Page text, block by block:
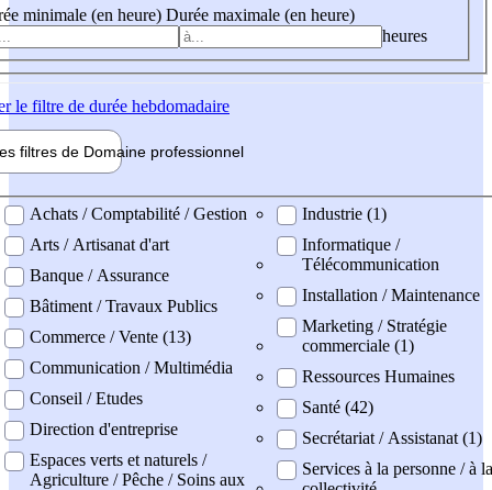
minimale (en heure) Durée maximale (en heure)
heures
le filtre de durée hebdomadaire
filtres de Domaine professionnel
professionel
Achats / Comptabilité / Gestion
Arts / Artisanat d'art
Banque / Assurance
Bâtiment / Travaux Publics
Commerce / Vente (13)
Communication / Multimédia
Conseil / Etudes
Direction d'entreprise
Espaces verts et naturels /
Agriculture / Pêche / Soins aux
Industrie (1)
Informatique /
Télécommunication
Installation / Maintenance
Marketing / Stratégie
commerciale (1)
Ressources Humaines
Santé (42)
Secrétariat / Assistanat (1)
Services à la personne / à la